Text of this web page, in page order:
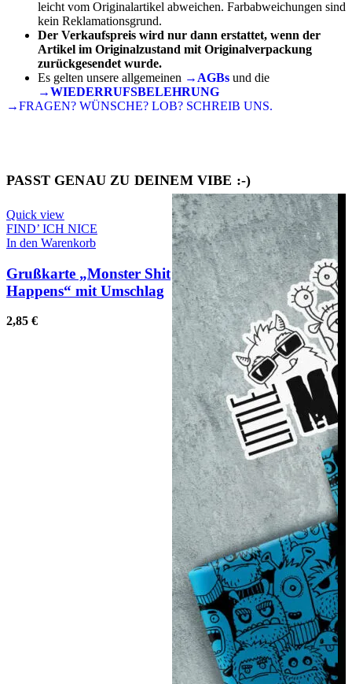
leicht vom Originalartikel abweichen. Farbabweichungen sind
kein Reklamationsgrund.
Der Verkaufspreis wird nur dann erstattet, wenn der
Artikel im Originalzustand mit Originalverpackung
zurückgesendet wurde.
Es gelten unsere allgemeinen →AGBs und die
→WIEDERRUFSBELEHRUNG
→FRAGEN? WÜNSCHE? LOB? SCHREIB UNS.
PASST GENAU ZU DEINEM VIBE :-)
Quick view
FIND’ ICH NICE
In den Warenkorb
Grußkarte „Monster Shit
Happens“ mit Umschlag
2,85 €